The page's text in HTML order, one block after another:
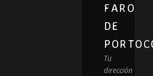
FARO
DE
Tu
dirección